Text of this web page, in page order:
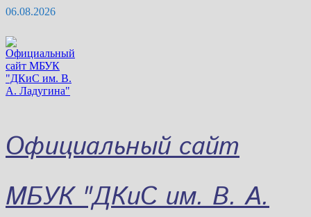
Перейти
содержимому
06.08.2026
Официальный сайт
МБУК "ДКиС им. В. А.